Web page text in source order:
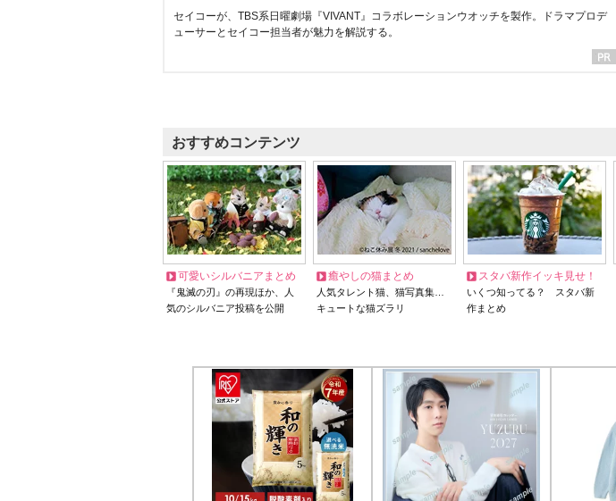
セイコーが、TBS系日曜劇場『VIVANT』コラボレーションウオッチを製作。ドラマプロデ
ューサーとセイコー担当者が魅力を解説する。
おすすめコンテンツ
可愛いシルバニアまとめ
『鬼滅の刃』の再現ほか、人
気のシルバニア投稿を公開
癒やしの猫まとめ
人気タレント猫、猫写真集…
キュートな猫ズラリ
スタバ新作イッキ見せ！
いくつ知ってる？ スタバ新
作まとめ